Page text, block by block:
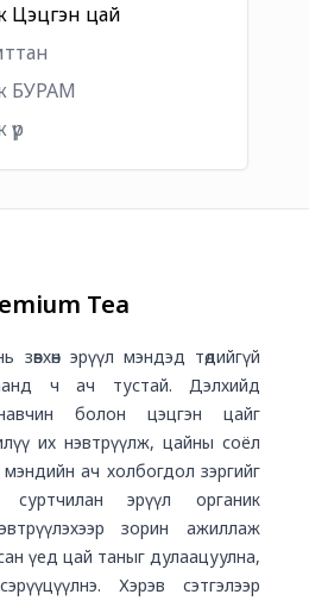
Цэцгэн цай
БУРАМ
Tea
зөвхөн эрүүл мэндэд төдийгүй
ч ач тустай. Дэлхийд
болон цэцгэн цайг
их нэвтрүүлж, цайны соёл
ач холбогдол зэргийг
суртчилан эрүүл органик
зорин ажиллаж
үед цай таныг дулаацуулна,
Хэрэв сэтгэлээр